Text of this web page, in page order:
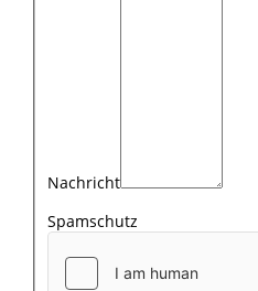
Nachricht
Spamschutz